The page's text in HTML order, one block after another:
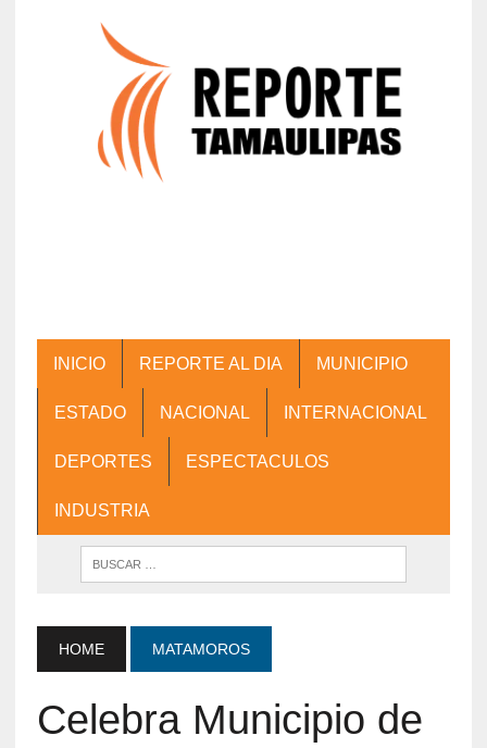
INICIO REPORTE AL DIA MUNICIPIO
ESTADO NACIONAL INTERNACIONAL
DEPORTES ESPECTACULOS
INDUSTRIA
HOME MATAMOROS
Celebra Municipio de